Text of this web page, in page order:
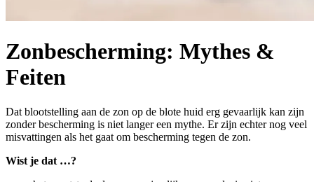
Zonbescherming: Mythes &
Feiten
Dat blootstelling aan de zon op de blote huid erg gevaarlijk kan zijn
zonder bescherming is niet langer een mythe. Er zijn echter nog veel
misvattingen als het gaat om bescherming tegen de zon.
Wist je dat …?